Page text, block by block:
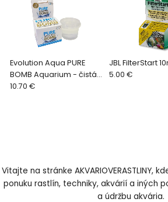
Evolution Aqua PURE
BOMB Aquarium - čistá
voda i baktérie - 1ks
10.70 €
JBL FilterStart
5.00 €
Vitajte na stránke AKVARIOVERASTLINY,
ponuku rastlín, techniky, akvárií a iných
a údržbu akvária.